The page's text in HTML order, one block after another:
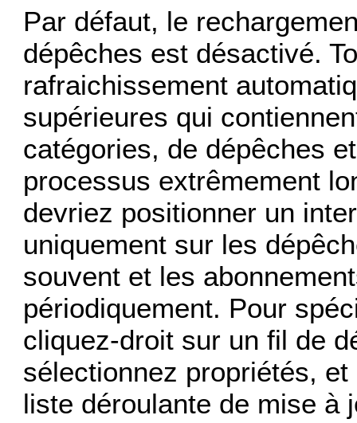
Par défaut, le
dépêches est désactivé.
rafraichissement
supérieures qui
catégories, de dépêches
processus extrêmement
devriez positionner un
uniquement sur les
souvent et les
périodiquement. Pour
cliquez-droit sur un fil de
sélectionnez propriétés,
liste déroulante de mise à